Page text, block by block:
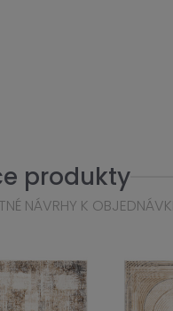
produkty
NÁVRHY K